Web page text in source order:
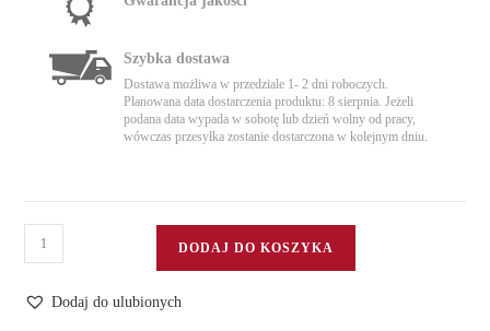
Szybka dostawa
Dostawa możliwa w przedziale 1- 2 dni roboczych.
Planowana data dostarczenia produktu: 8 sierpnia. Jeżeli
podana data wypada w sobotę lub dzień wolny od pracy,
wówczas przesyłka zostanie dostarczona w kolejnym dniu.
ilość
Porcelanowy
pojemnik
DODAJ DO KOSZYKA
Dodaj do ulubionych